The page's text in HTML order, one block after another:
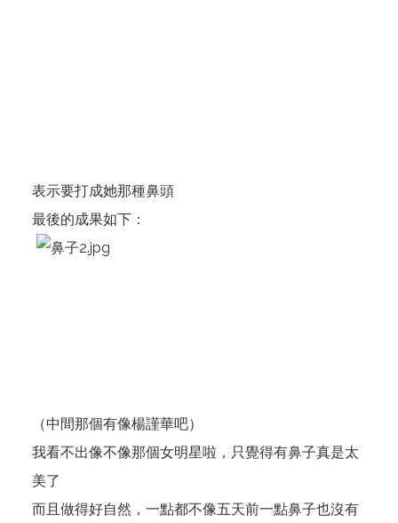
表示要打成她那種鼻頭
最後的成果如下：
（中間那個有像楊謹華吧）
我看不出像不像那個女明星啦，只覺得有鼻子真是太
美了
而且做得好自然，一點都不像五天前一點鼻子也沒有